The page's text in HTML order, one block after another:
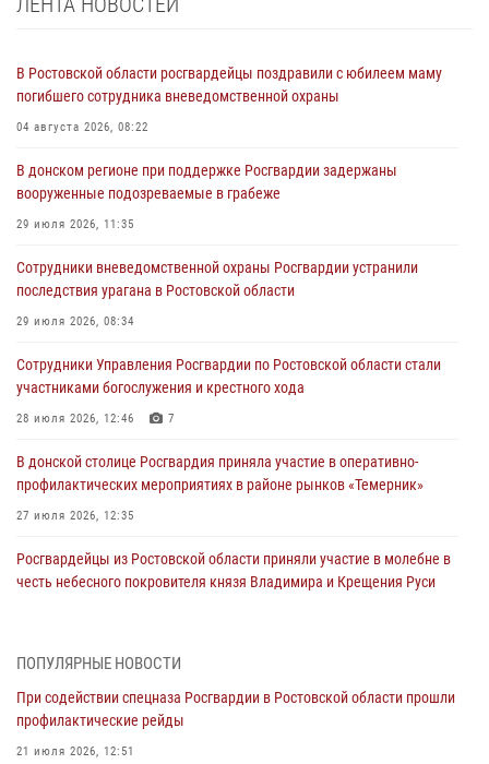
В Ростовской области росгвардейцы поздравили с юбилеем маму
погибшего сотрудника вневедомственной охраны
04 августа 2026, 08:22
В донском регионе при поддержке Росгвардии задержаны
вооруженные подозреваемые в грабеже
29 июля 2026, 11:35
Сотрудники вневедомственной охраны Росгвардии устранили
последствия урагана в Ростовской области
29 июля 2026, 08:34
Сотрудники Управления Росгвардии по Ростовской области стали
участниками богослужения и крестного хода
28 июля 2026, 12:46 7
В донской столице Росгвардия приняла участие в оперативно-
профилактических мероприятиях в районе рынков «Темерник»
27 июля 2026, 12:35
Росгвардейцы из Ростовской области приняли участие в молебне в
честь небесного покровителя князя Владимира и Крещения Руси
При содействии спецназа Росгвардии в Ростовской области прошли
21 июля 2026, 12:51
В Ростовской области экипаж вневедомственной охраны задержал
ПОПУЛЯРНЫЕ НОВОСТИ
При содействии спецназа Росгвардии в Ростовской области прошли
профилактические рейды
21 июля 2026, 12:51